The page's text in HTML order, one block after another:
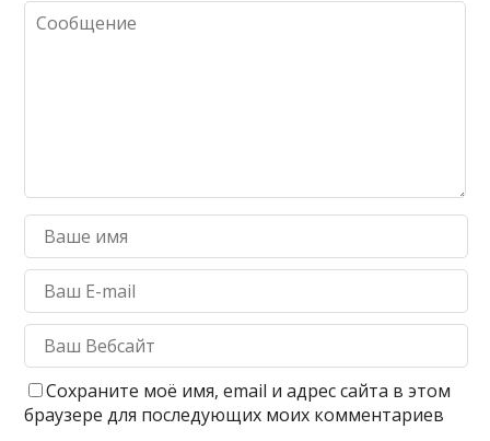
Сохраните моё имя, email и адрес сайта в этом
браузере для последующих моих комментариев